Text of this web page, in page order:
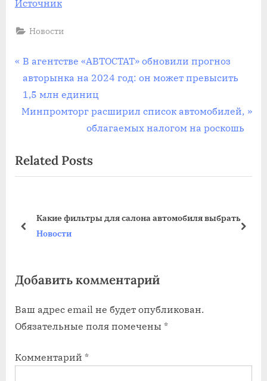
Источник
Новости
Навигация
по
записям
P
r
e
v
u
s
s
В агентстве «АВТОСТАТ» обновили прогноз
авторынка на 2024 год: он может превысить
1,5 млн единиц
N
t
P
t
Минпромторг расширил список автомобилей,
облагаемых налогом на роскошь
Related Posts
Какие фильтры для салона автомобиля выбрать
Новости
prev next
Добавить комментарий
Ваш адрес email не будет опубликован.
Обязательные поля помечены *
Комментарий *